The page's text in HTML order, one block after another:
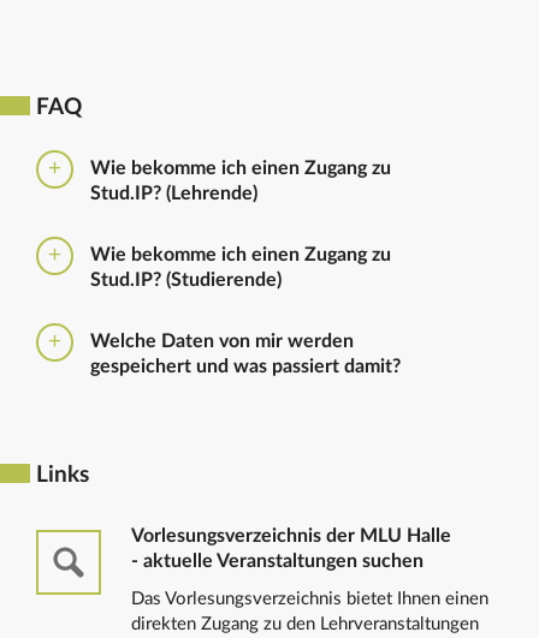
FAQ
Wie bekomme ich einen Zugang zu
Stud.IP? (Lehrende)
folgendenFormularHaben Sie bereits eine
universitäre E-Mail-Adresse, reicht ein formloser
nicht die Einrichtung zu nennen in die Sie
eingetragen werden sollen.
Wie bekomme ich einen Zugang zu
Stud.IP? (Studierende)
Nutzerkennzeichen und dem Passwort, das ihr mit
euren Immatrikulationsunterlagen erhalten habt. Das
Welche Daten von mir werden
gespeichert und was passiert damit?
Links
Vorlesungsverzeichnis der MLU Halle
- aktuelle Veranstaltungen suchen
Das Vorlesungsverzeichnis bietet Ihnen einen
direkten Zugang zu den Lehrveranstaltungen